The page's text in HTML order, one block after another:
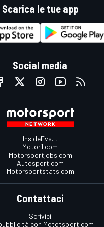
Scarica le tue app
Social media
InsideEvs.it
Motor1.com
Motorsportjobs.com
Autosport.com
Motorsportstats.com
Contattaci
Scrivici
con Mototsport.com